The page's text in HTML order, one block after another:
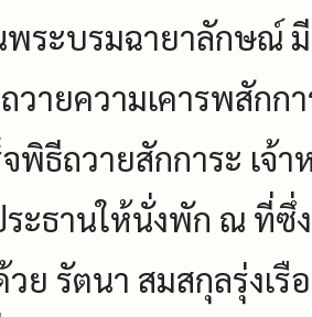
ระบรมฉายาลักษณ์
วายความเคารพสัก
จพิธีถวายสักการะ เจ้
ะธานให้นั่งพัก ณ ที่ซึ่
ย รัตนา สมสกุลรุ่งเ